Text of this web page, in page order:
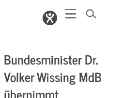
Bundesminister Dr.
Volker Wissing MdB